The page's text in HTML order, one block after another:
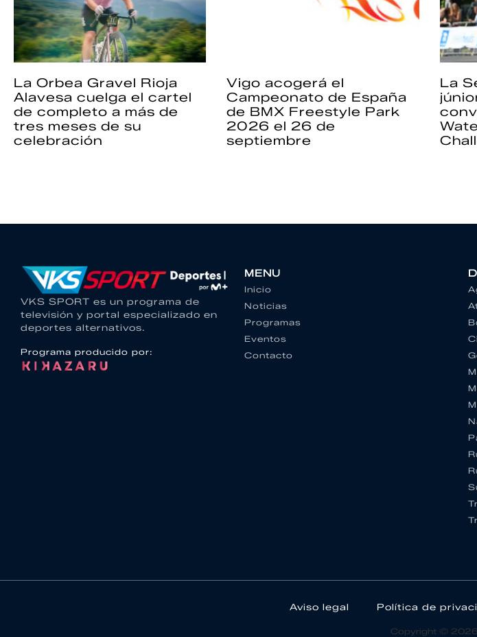
La Orbea Gravel Rioja
Alavesa cuelga el cartel
de completo a más de
tres meses de su
celebración
Vigo acogerá el
Campeonato de España
de BMX Freestyle Park
2026 el 26 de
septiembre
La
VKS SPORT es un programa de
televisión y portal especializado en
deportes alternativos.
Programa producido por:
MENU
Inicio
Noticias
Programas
Eventos
Contacto
Aviso legal Política de
Copyright © 2026